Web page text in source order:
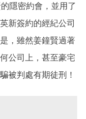
隱密約會，並用了
新簽約的經紀公司
，雖然姜鐘賢過著
公司上，甚至豪宅
被判處有期徒刑！